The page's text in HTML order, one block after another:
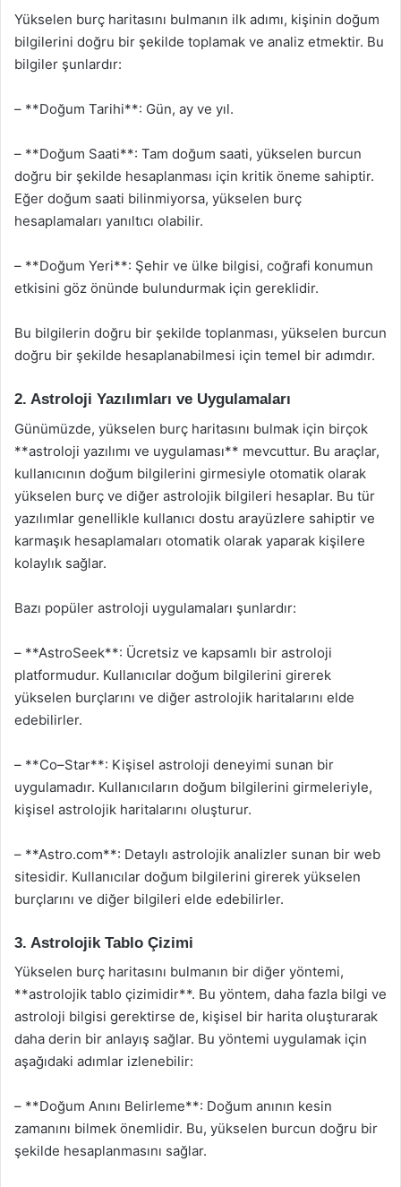
Yükselen burç haritasını bulmanın ilk adımı, kişinin doğum
bilgilerini doğru bir şekilde toplamak ve analiz etmektir. Bu
bilgiler şunlardır:
– **Doğum Tarihi**: Gün, ay ve yıl.
– **Doğum Saati**: Tam doğum saati, yükselen burcun
doğru bir şekilde hesaplanması için kritik öneme sahiptir.
Eğer doğum saati bilinmiyorsa, yükselen burç
hesaplamaları yanıltıcı olabilir.
– **Doğum Yeri**: Şehir ve ülke bilgisi, coğrafi konumun
etkisini göz önünde bulundurmak için gereklidir.
Bu bilgilerin doğru bir şekilde toplanması, yükselen burcun
doğru bir şekilde hesaplanabilmesi için temel bir adımdır.
2. Astroloji Yazılımları ve Uygulamaları
Günümüzde, yükselen burç haritasını bulmak için birçok
**astroloji yazılımı ve uygulaması** mevcuttur. Bu araçlar,
kullanıcının doğum bilgilerini girmesiyle otomatik olarak
yükselen burç ve diğer astrolojik bilgileri hesaplar. Bu tür
yazılımlar genellikle kullanıcı dostu arayüzlere sahiptir ve
karmaşık hesaplamaları otomatik olarak yaparak kişilere
kolaylık sağlar.
Bazı popüler astroloji uygulamaları şunlardır:
– **AstroSeek**: Ücretsiz ve kapsamlı bir astroloji
platformudur. Kullanıcılar doğum bilgilerini girerek
yükselen burçlarını ve diğer astrolojik haritalarını elde
edebilirler.
– **Co–Star**: Kişisel astroloji deneyimi sunan bir
uygulamadır. Kullanıcıların doğum bilgilerini girmeleriyle,
kişisel astrolojik haritalarını oluşturur.
– **Astro.com**: Detaylı astrolojik analizler sunan bir web
sitesidir. Kullanıcılar doğum bilgilerini girerek yükselen
burçlarını ve diğer bilgileri elde edebilirler.
3. Astrolojik Tablo Çizimi
Yükselen burç haritasını bulmanın bir diğer yöntemi,
**astrolojik tablo çizimidir**. Bu yöntem, daha fazla bilgi ve
astroloji bilgisi gerektirse de, kişisel bir harita oluşturarak
daha derin bir anlayış sağlar. Bu yöntemi uygulamak için
aşağıdaki adımlar izlenebilir:
– **Doğum Anını Belirleme**: Doğum anının kesin
zamanını bilmek önemlidir. Bu, yükselen burcun doğru bir
şekilde hesaplanmasını sağlar.